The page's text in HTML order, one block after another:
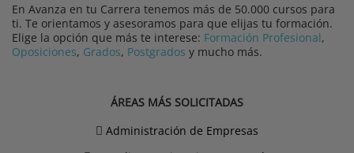
En Avanza en tu Carrera tenemos más de 50.000 cursos para
ti. Te orientamos y asesoramos para que elijas tu formación.
Elige la opción que más te interese: Formación Profesional,
Oposiciones, Grados, Postgrados y mucho más.
ÁREAS MÁS SOLICITADAS
Administración de Empresas